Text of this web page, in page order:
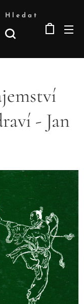
Hledat
- Jan